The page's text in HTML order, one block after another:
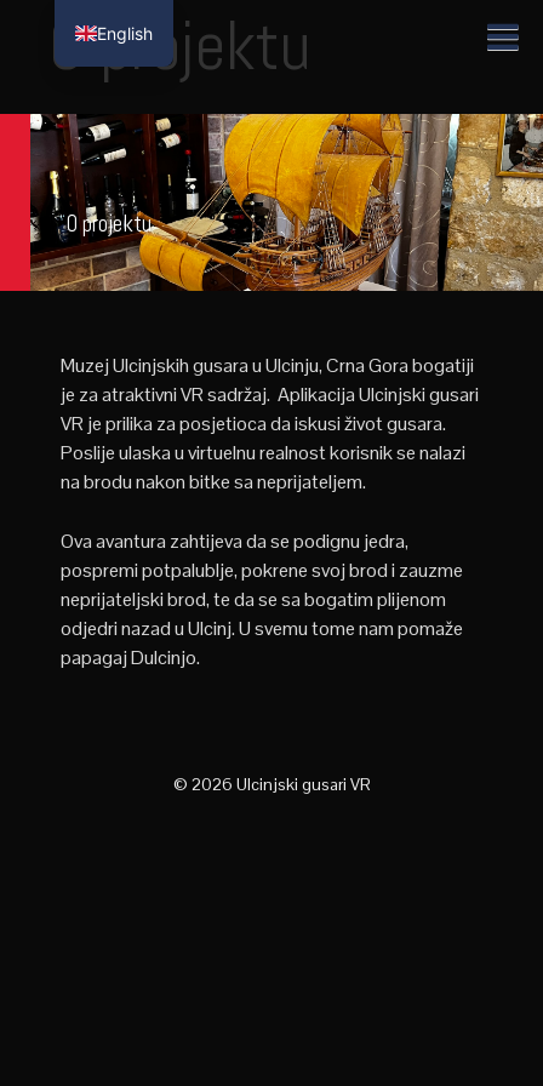
O projektu
O projektu
MuzejUlcinjskihgusara u Ulcinju, Crna Gora bogatiji
je za atraktivni VR sadržaj. Aplikacija Ulcinjski gusari
VR je prilika za posjetioca da iskusi život gusara.
Poslije ulaska u virtuelnu realnost korisnik se nalazi
na brodu nakon bitke sa neprijateljem.
Ova avantura zahtijeva da se podignu jedra,
pospremipotpalublje, pokrene svoj brod i zauzme
neprijateljski brod, te da se sa bogatim plijenom
odjedri nazad u Ulcinj. U svemu tome nam pomaže
papagaj Dulcinjo.
English
© 2026 Ulcinjski gusari VR